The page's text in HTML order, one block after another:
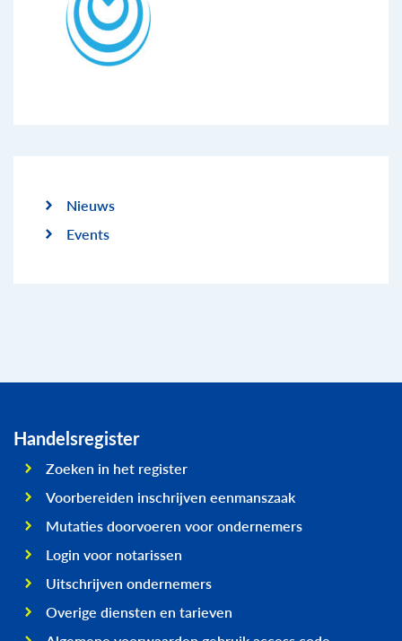
Nieuws
Events
Handelsregister
Zoeken in het register
Voorbereiden inschrijven eenmanszaak
Mutaties doorvoeren voor ondernemers
Login voor notarissen
Uitschrijven ondernemers
Overige diensten en tarieven